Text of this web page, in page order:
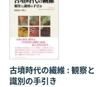
古墳時代の繊維 : 観察と
識別の手引き